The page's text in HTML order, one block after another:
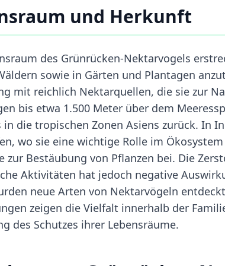
und Herkunft
des Grünrücken-Nektarvogels
sowie in Gärten und Plantagen
mit reichlich Nektarquellen, die sie zur
bis etwa 1.500 Meter über dem
in die tropischen Zonen Asiens zurück. In
wo sie eine wichtige Rolle im
zur Bestäubung von Pflanzen bei. Die
Aktivitäten hat jedoch negative
neue Arten von Nektarvögeln
zeigen die Vielfalt innerhalb der
des Schutzes ihrer Lebensräume.